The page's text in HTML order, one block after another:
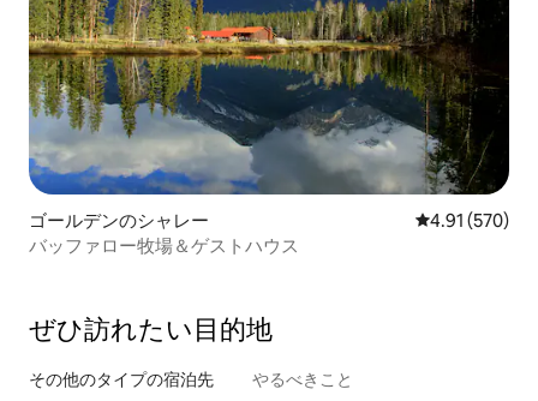
ゴールデンのシャレー レビュー570
4.91 (570)
バッファロー牧場＆ゲストハウス
ぜひ訪⁠れ⁠た⁠い目⁠的⁠地
その他のタ⁠イ⁠プ⁠の宿⁠泊⁠先 やるべきこと